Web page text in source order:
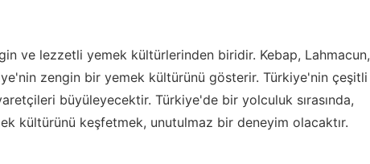
ve lezzetli yemek kültürlerinden biridir. Kebap, Lahmacun,
zengin bir yemek kültürünü gösterir. Türkiye'nin çeşitli
büyüleyecektir. Türkiye'de bir yolculuk sırasında,
kültürünü keşfetmek, unutulmaz bir deneyim olacaktır.